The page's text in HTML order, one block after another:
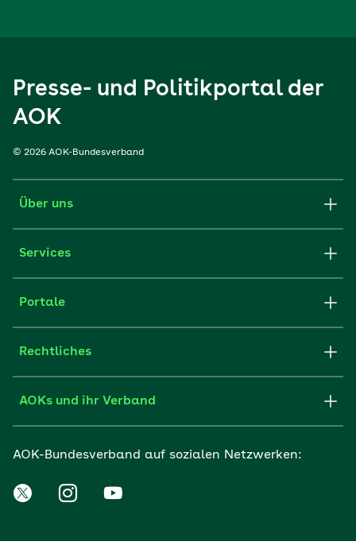
Presse- und Politikportal der
AOK
© 2026 AOK-Bundesverband
Über uns
Services
Portale
Rechtliches
AOKs und ihr Verband
AOK-Bundesverband auf sozialen Netzwerken: